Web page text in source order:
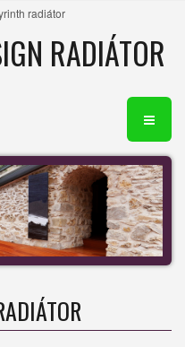
radiátor
RADIÁTOR